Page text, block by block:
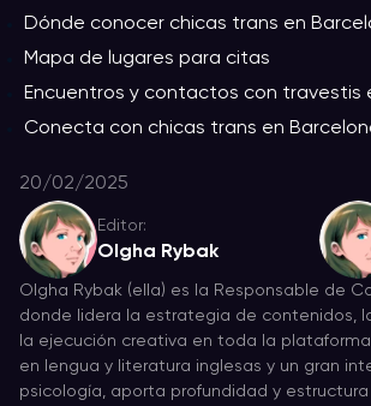
Dónde conocer chicas trans en
Mapa de lugares para citas
Encuentros y contactos con travestis
Conecta con chicas trans en
20/02/2025
Editor:
Olgha Rybak
Olgha Rybak (ella) es la Responsable de
donde lidera la estrategia de contenidos,
la ejecución creativa en toda la
en lengua y literatura inglesas y un gran
psicología, aporta profundidad y estructura